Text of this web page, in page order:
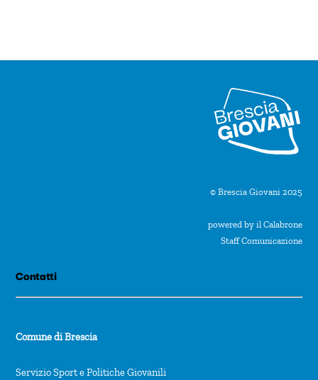
© Brescia Giovani 2025
powered by il Calabrone
Staff Comunicazione
Contatti
Comune di Brescia
Servizio Sport e Politiche Giovanili